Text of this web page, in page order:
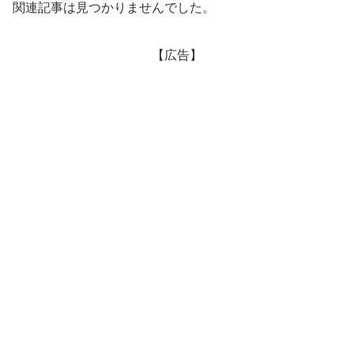
関連記事は見つかりませんでした。
【広告】